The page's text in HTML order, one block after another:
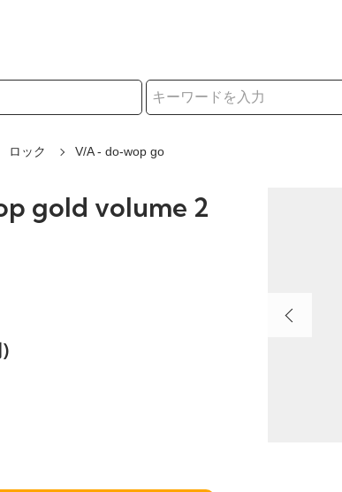
ロック V/A - do-wop go
gold volume 2